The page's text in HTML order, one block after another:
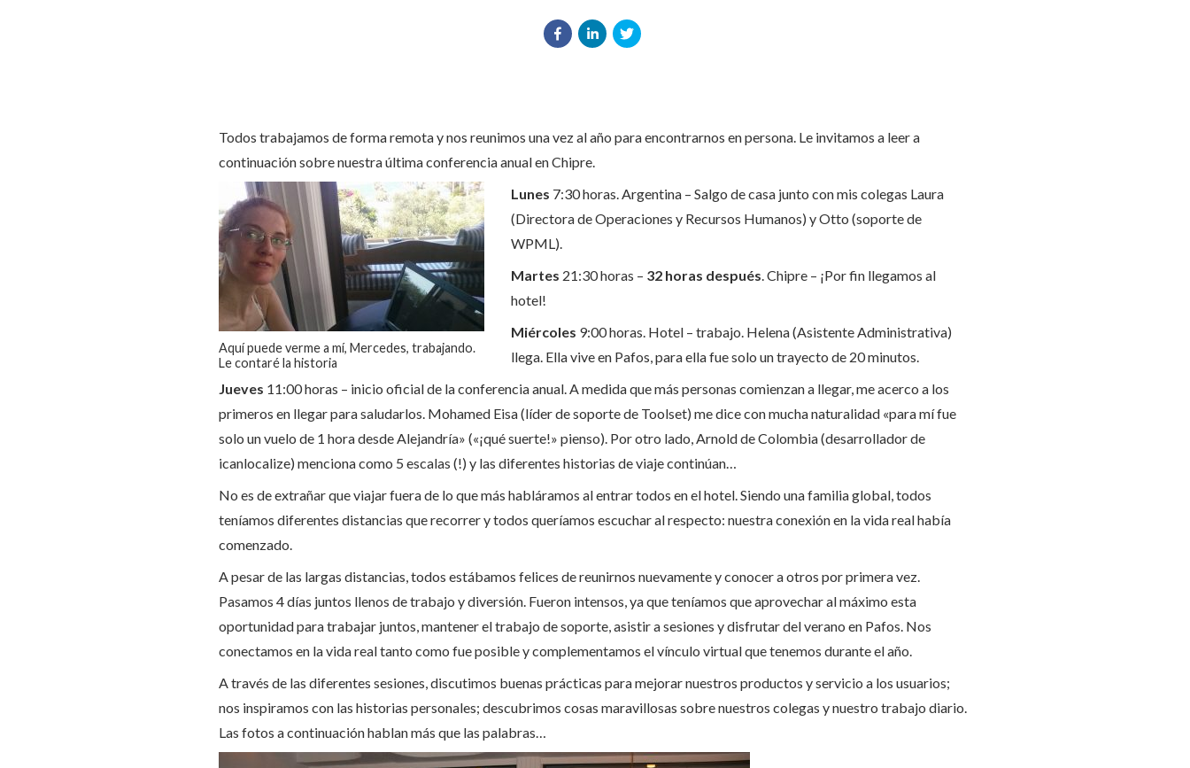
Todos trabajamos de forma remota y nos reunimos una vez al año para encontrarnos en persona. Le invitamos a leer a
continuación sobre nuestra última conferencia anual en Chipre.
Aquí puede verme a mí, Mercedes, trabajando.
Le contaré la historia
Lunes 7:30 horas. Argentina – Salgo de casa junto con mis colegas Laura
(Directora de Operaciones y Recursos Humanos) y Otto (soporte de
WPML).
Martes 21:30 horas – 32 horas después. Chipre – ¡Por fin llegamos al
hotel!
Miércoles 9:00 horas. Hotel – trabajo. Helena (Asistente Administrativa)
llega. Ella vive en Pafos, para ella fue solo un trayecto de 20 minutos.
Jueves 11:00 horas – inicio oficial de la conferencia anual. A medida que más personas comienzan a llegar, me acerco a los
primeros en llegar para saludarlos. Mohamed Eisa (líder de soporte de Toolset) me dice con mucha naturalidad «para mí fue
solo un vuelo de 1 hora desde Alejandría» («¡qué suerte!» pienso). Por otro lado, Arnold de Colombia (desarrollador de
icanlocalize) menciona como 5 escalas (!) y las diferentes historias de viaje continúan…
No es de extrañar que viajar fuera de lo que más habláramos al entrar todos en el hotel. Siendo una familia global, todos
teníamos diferentes distancias que recorrer y todos queríamos escuchar al respecto: nuestra conexión en la vida real había
comenzado.
A pesar de las largas distancias, todos estábamos felices de reunirnos nuevamente y conocer a otros por primera vez.
Pasamos 4 días juntos llenos de trabajo y diversión. Fueron intensos, ya que teníamos que aprovechar al máximo esta
oportunidad para trabajar juntos, mantener el trabajo de soporte, asistir a sesiones y disfrutar del verano en Pafos. Nos
conectamos en la vida real tanto como fue posible y complementamos el vínculo virtual que tenemos durante el año.
A través de las diferentes sesiones, discutimos buenas prácticas para mejorar nuestros productos y servicio a los usuarios;
nos inspiramos con las historias personales; descubrimos cosas maravillosas sobre nuestros colegas y nuestro trabajo diario.
Las fotos a continuación hablan más que las palabras…